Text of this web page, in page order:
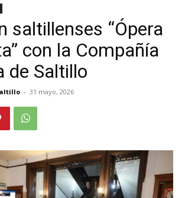
saltillenses “Ópera
con la Compañía
de Saltillo
- 31 mayo, 2026